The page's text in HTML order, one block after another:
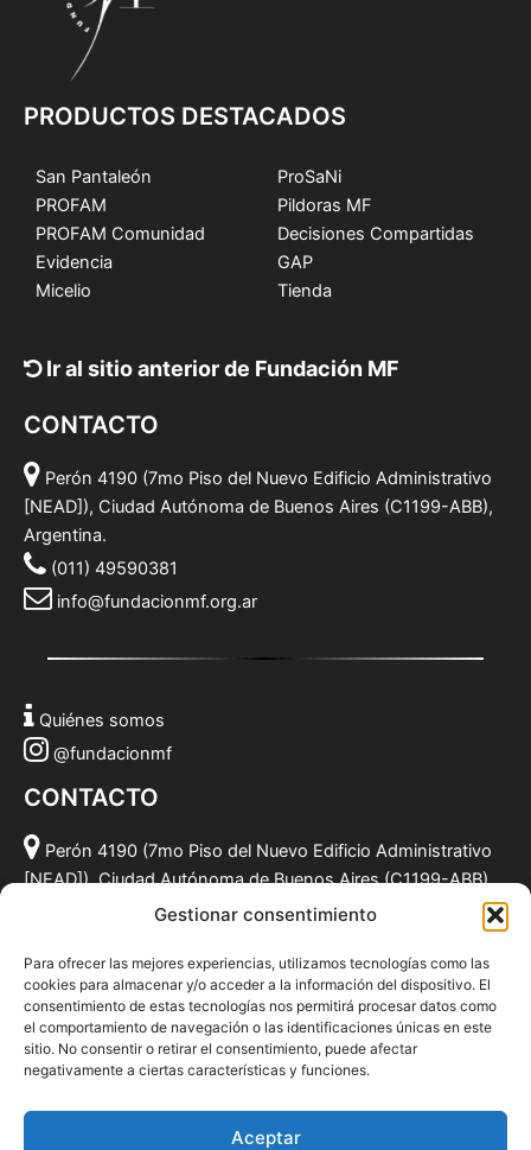
Gestionar consentimiento
Para ofrecer las mejores experiencias, utilizamos tecnologías como las
cookies para almacenar y/o acceder a la información del dispositivo. El
consentimiento de estas tecnologías nos permitirá procesar datos como
el comportamiento de navegación o las identificaciones únicas en este
sitio. No consentir o retirar el consentimiento, puede afectar
negativamente a ciertas características y funciones.
Aceptar
PRODUCTOS DESTACADOS
San Pantaleón
PROFAM
PROFAM Comunidad
Evidencia
Micelio
ProSaNi
Pildoras MF
Decisiones Compartidas
GAP
Tienda
Ir al sitio anterior de Fundación MF
CONTACTO
Perón 4190 (7mo Piso del Nuevo Edificio Administrativo
[NEAD]), Ciudad Autónoma de Buenos Aires (C1199-ABB),
Argentina.
(011) 49590381
info@fundacionmf.org.ar
Quiénes somos
@fundacionmf
CONTACTO
Perón 4190 (7mo Piso del Nuevo Edificio Administrativo
[NEAD]), Ciudad Autónoma de Buenos Aires (C1199-ABB),
info@fundacionmf.org.ar